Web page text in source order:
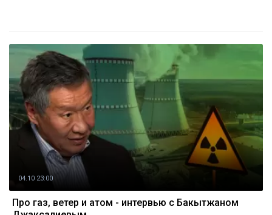
04.10 23:00
Про газ, ветер и атом - интервью с Бакытжаном